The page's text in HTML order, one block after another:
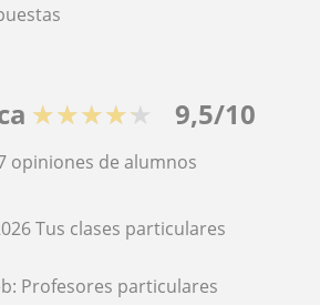
★★★★★ 9,5/10
opiniones de alumnos
Tus clases particulares
Profesores particulares